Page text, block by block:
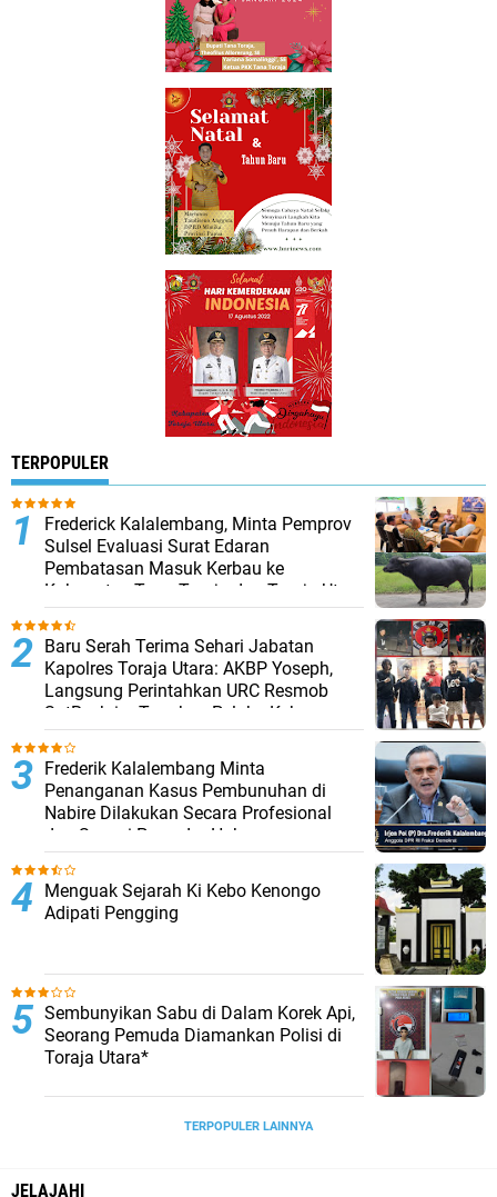
TERPOPULER
Frederick Kalalembang, Minta Pemprov
Sulsel Evaluasi Surat Edaran
Pembatasan Masuk Kerbau ke
Kabupaten Tana Toraja dan Toraja Utara
Baru Serah Terima Sehari Jabatan
Kapolres Toraja Utara: AKBP Yoseph,
Langsung Perintahkan URC Resmob
SatReskrim Tangkap Pelaku Kekerasan
Seksual Anak Di Bawah Umur
Frederik Kalalembang Minta
Penanganan Kasus Pembunuhan di
Nabire Dilakukan Secara Profesional
dan Sesuai Prosedur Hukum
Menguak Sejarah Ki Kebo Kenongo
Adipati Pengging
Sembunyikan Sabu di Dalam Korek Api,
Seorang Pemuda Diamankan Polisi di
Toraja Utara*
TERPOPULER LAINNYA
JELAJAHI